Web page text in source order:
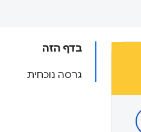
בדף הזה
גרסה נוכחית